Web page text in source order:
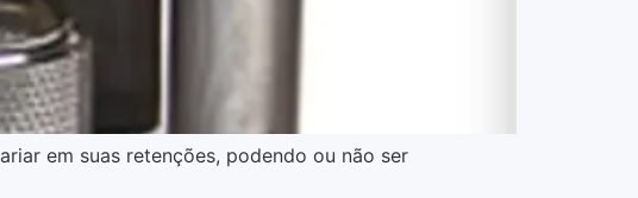
em suas retenções, podendo ou não ser